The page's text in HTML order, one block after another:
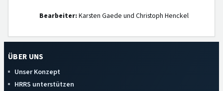
Bearbeiter: Karsten Gaede und Christoph Henckel
ÜBER UNS
Unser Konzept
HRRS unterstützen